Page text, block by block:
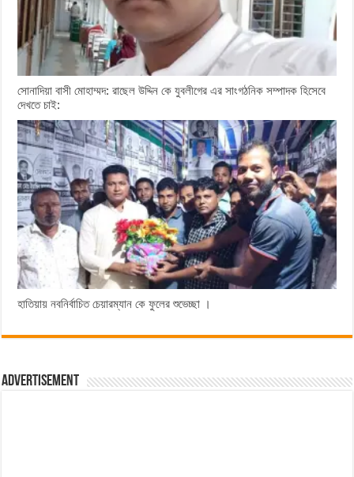
সোনাদিয়া বাসী মোহাম্মদ: রাছেল উদ্দিন কে যুবলীগের এর সাংগঠনিক সম্পাদক হিসেবে
দেখতে চাই:
হাতিয়ায় নবনির্বাচিত চেয়ারম্যান কে ফুলের শুভেচ্ছা ।
Advertisement